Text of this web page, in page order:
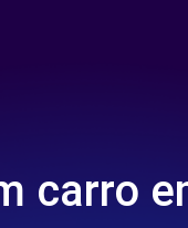
carro